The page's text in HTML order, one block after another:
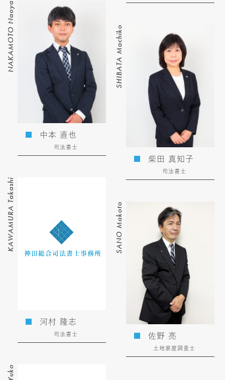
NAKAMOTO Naoya
中本 直也
司法書士
SHIBATA Machiko
柴田 真知子
司法書士
KAWAMURA Takashi
河村 隆志
司法書士
SANO Makoto
佐野 亮
土地家屋調査士